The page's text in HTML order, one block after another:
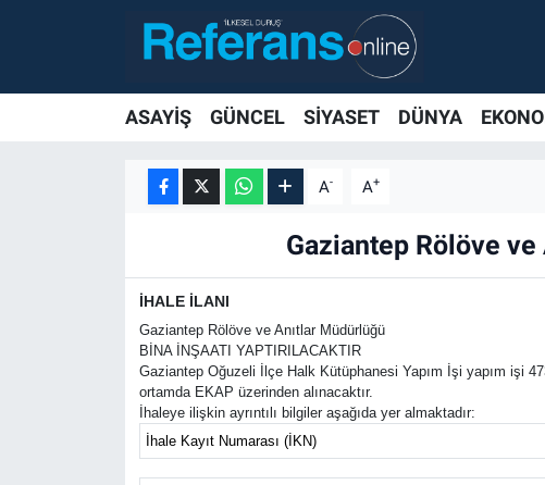
ASAYİŞ GÜNCEL SİYASET DÜNYA
A- A+
Gaziantep Rölöve ve
İHALE İLANI
Gaziantep Rölöve ve Anıtlar Müdürlüğü
BİNA İNŞAATI YAPTIRILACAKTIR
Gaziantep Oğuzeli İlçe Halk Kütüphanesi Yapım İşi yapım işi
ortamda EKAP üzerinden alınacaktır.
İhaleye ilişkin ayrıntılı bilgiler aşağıda yer almaktadır:
İhale Kayıt Numarası (İKN)